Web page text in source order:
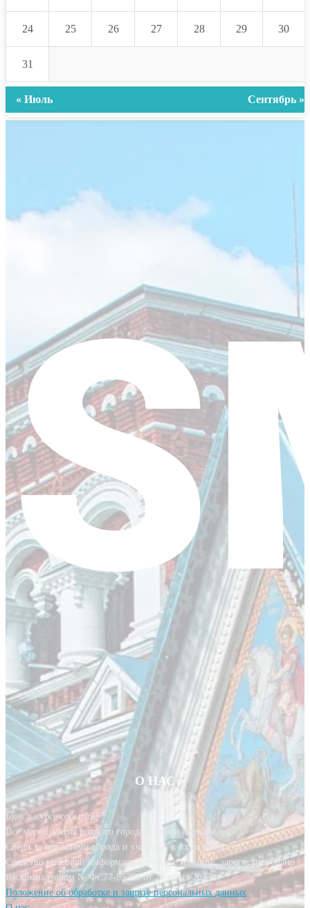
24 25 26 27 28 29 30
31
« Июль Сентябрь »
О НАС
Будь в курсе событий!
Все мероприятия родного города у тебя в кармане.
Следи за новостями города и участвуй в их создании!
Средство массовой информации, сетевое издание, зарегистрировано
Роскомнадзором № ФС77-85393 от 20 июня 2023 г.
Положение об обработке и защите персональных данных